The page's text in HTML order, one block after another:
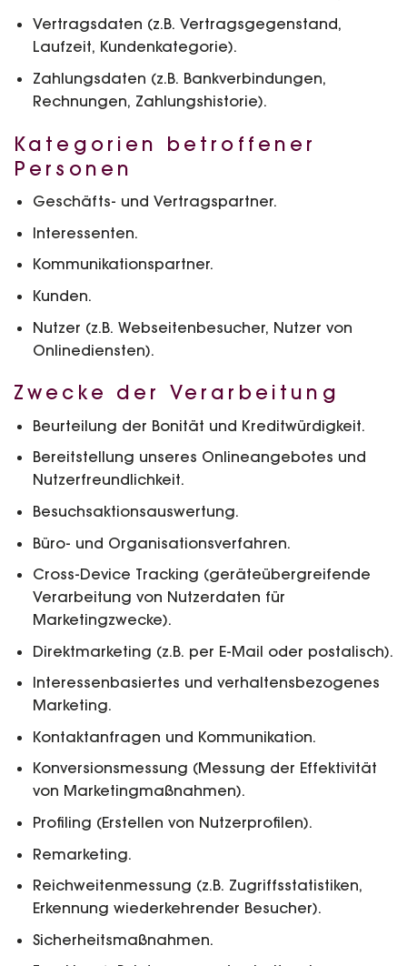
Vertragsdaten (z.B. Vertragsgegenstand,
Laufzeit, Kundenkategorie).
Zahlungsdaten (z.B. Bankverbindungen,
Rechnungen, Zahlungshistorie).
Kategorien betroffener
Personen
Geschäfts- und Vertragspartner.
Interessenten.
Kommunikationspartner.
Kunden.
Nutzer (z.B. Webseitenbesucher, Nutzer von
Onlinediensten).
Zwecke der Verarbeitung
Beurteilung der Bonität und Kreditwürdigkeit.
Bereitstellung unseres Onlineangebotes und
Nutzerfreundlichkeit.
Besuchsaktionsauswertung.
Büro- und Organisationsverfahren.
Cross-Device Tracking (geräteübergreifende
Verarbeitung von Nutzerdaten für
Marketingzwecke).
Direktmarketing (z.B. per E-Mail oder postalisch).
Interessenbasiertes und verhaltensbezogenes
Marketing.
Kontaktanfragen und Kommunikation.
Konversionsmessung (Messung der Effektivität
von Marketingmaßnahmen).
Profiling (Erstellen von Nutzerprofilen).
Remarketing.
Reichweitenmessung (z.B. Zugriffsstatistiken,
Erkennung wiederkehrender Besucher).
Sicherheitsmaßnahmen.